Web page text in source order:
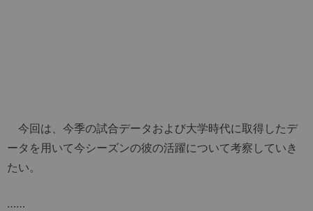
今回は、今季の試合データおよび大学時代に取得したデ
ータを用いて今シーズンの彼の活躍について考察していき
たい。
……